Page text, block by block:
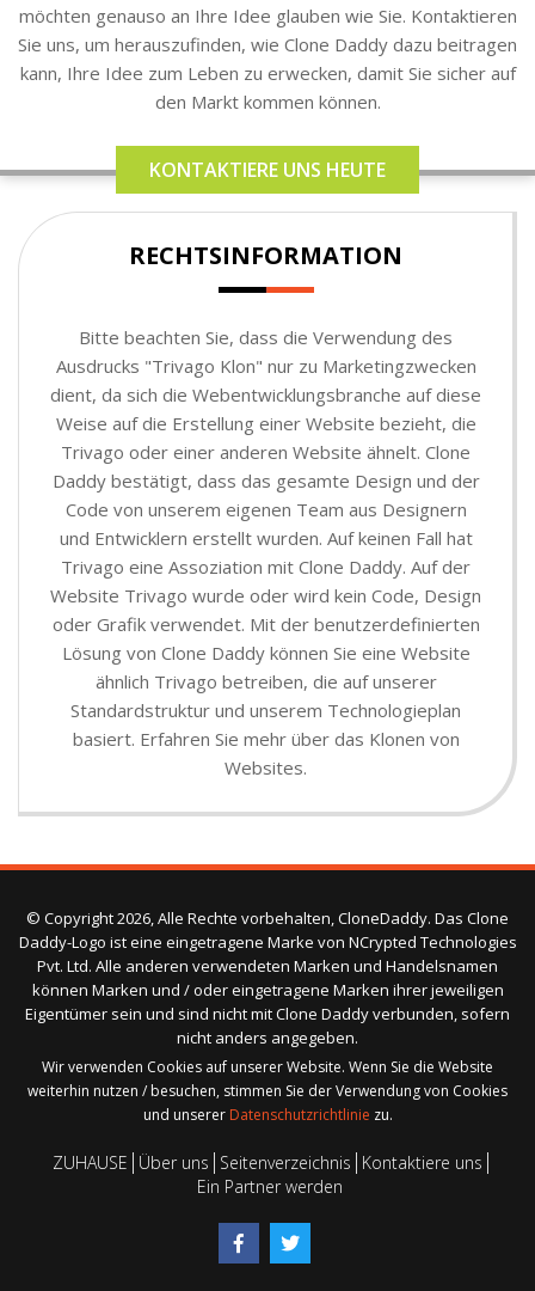
möchten genauso an Ihre Idee glauben wie Sie. Kontaktieren
Sie uns, um herauszufinden, wie Clone Daddy dazu beitragen
kann, Ihre Idee zum Leben zu erwecken, damit Sie sicher auf
den Markt kommen können.
KONTAKTIERE UNS HEUTE
RECHTSINFORMATION
Bitte beachten Sie, dass die Verwendung des
Ausdrucks "Trivago Klon" nur zu Marketingzwecken
dient, da sich die Webentwicklungsbranche auf diese
Weise auf die Erstellung einer Website bezieht, die
Trivago oder einer anderen Website ähnelt. Clone
Daddy bestätigt, dass das gesamte Design und der
Code von unserem eigenen Team aus Designern
und Entwicklern erstellt wurden. Auf keinen Fall hat
Trivago eine Assoziation mit Clone Daddy. Auf der
Website Trivago wurde oder wird kein Code, Design
oder Grafik verwendet. Mit der benutzerdefinierten
Lösung von Clone Daddy können Sie eine Website
ähnlich Trivago betreiben, die auf unserer
Standardstruktur und unserem Technologieplan
basiert. Erfahren Sie mehr über das Klonen von
Websites.
© Copyright 2026, Alle Rechte vorbehalten, CloneDaddy. Das Clone
Daddy-Logo ist eine eingetragene Marke von NCrypted Technologies
Pvt. Ltd. Alle anderen verwendeten Marken und Handelsnamen
können Marken und / oder eingetragene Marken ihrer jeweiligen
Eigentümer sein und sind nicht mit Clone Daddy verbunden, sofern
nicht anders angegeben.
Wir verwenden Cookies auf unserer Website. Wenn Sie die Website
weiterhin nutzen / besuchen, stimmen Sie der Verwendung von Cookies
und unserer Datenschutzrichtlinie zu.
ZUHAUSE Über uns Seitenverzeichnis Kontaktiere uns
Ein Partner werden